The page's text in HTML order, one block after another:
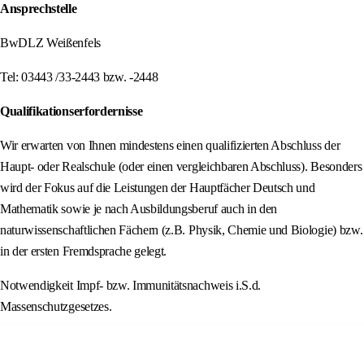
Ansprechstelle
BwDLZ Weißenfels
Tel: 03443 /33-2443 bzw. -2448
Qualifikationserfordernisse
Wir erwarten von Ihnen mindestens einen qualifizierten Abschluss der
Haupt- oder Realschule (oder einen vergleichbaren Abschluss). Besonders
wird der Fokus auf die Leistungen der Hauptfächer Deutsch und
Mathematik sowie je nach Ausbildungsberuf auch in den
naturwissenschaftlichen Fächern (z.B. Physik, Chemie und Biologie) bzw.
in der ersten Fremdsprache gelegt.
Notwendigkeit Impf- bzw. Immunitätsnachweis i.S.d.
Massenschutzgesetzes.